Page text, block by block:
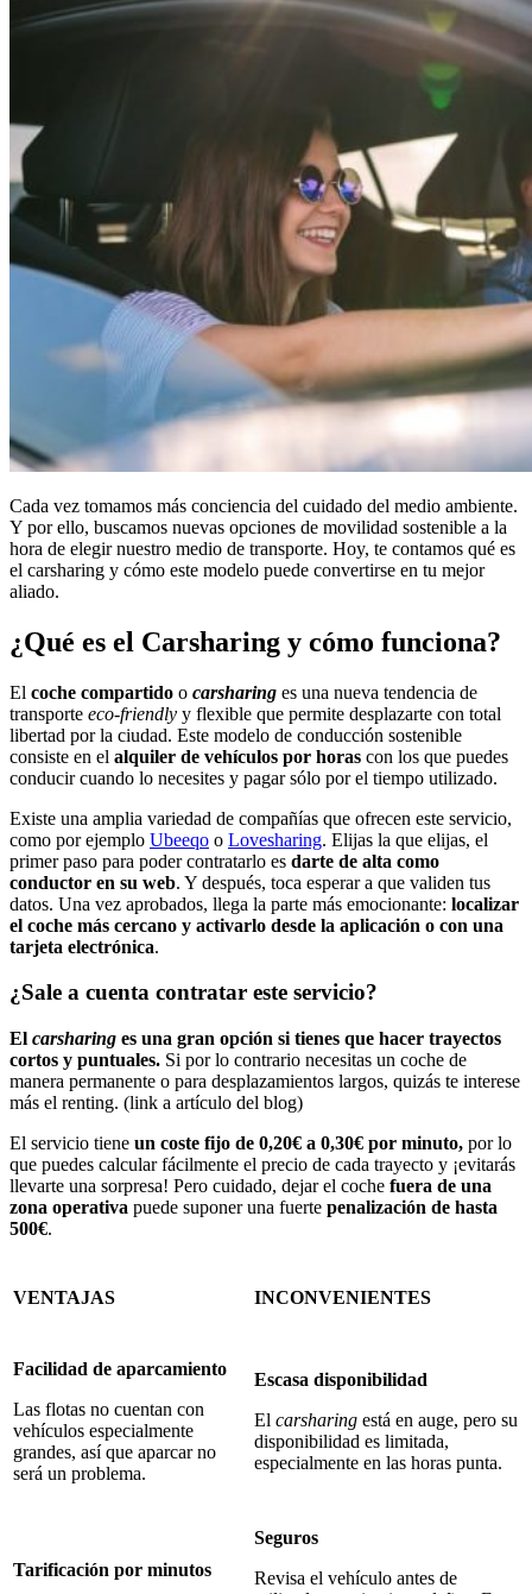
Cada vez tomamos más conciencia del cuidado del medio ambiente.
Y por ello, buscamos nuevas opciones de movilidad sostenible a la
hora de elegir nuestro medio de transporte. Hoy, te contamos qué es
el carsharing y cómo este modelo puede convertirse en tu mejor
aliado.
¿Qué es el Carsharing y cómo funciona?
El coche compartido o carsharing es una nueva tendencia de
transporte eco-friendly y flexible que permite desplazarte con total
libertad por la ciudad. Este modelo de conducción sostenible
consiste en el alquiler de vehículos por horas con los que puedes
conducir cuando lo necesites y pagar sólo por el tiempo utilizado.
Existe una amplia variedad de compañías que ofrecen este servicio,
como por ejemplo Ubeeqo o Lovesharing. Elijas la que elijas, el
primer paso para poder contratarlo es darte de alta como
conductor en su web. Y después, toca esperar a que validen tus
datos. Una vez aprobados, llega la parte más emocionante: localizar
el coche más cercano y activarlo desde la aplicación o con una
tarjeta electrónica.
¿Sale a cuenta contratar este servicio?
El carsharing es una gran opción si tienes que hacer trayectos
cortos y puntuales. Si por lo contrario necesitas un coche de
manera permanente o para desplazamientos largos, quizás te interese
más el renting. (link a artículo del blog)
El servicio tiene un coste fijo de 0,20€ a 0,30€ por minuto, por lo
que puedes calcular fácilmente el precio de cada trayecto y ¡evitarás
llevarte una sorpresa! Pero cuidado, dejar el coche fuera de una
zona operativa puede suponer una fuerte penalización de hasta
500€.
VENTAJAS INCONVENIENTES
Facilidad de aparcamiento
Las flotas no cuentan con
vehículos especialmente
grandes, así que aparcar no
será un problema.
Escasa disponibilidad
El carsharing está en auge, pero su
disponibilidad es limitada,
especialmente en las horas punta.
Tarificación por minutos
Seguros
Revisa el vehículo antes de